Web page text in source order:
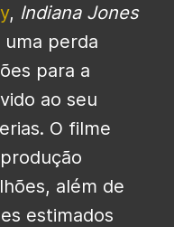
, Indiana Jones
perda
para a
ao seu
O filme
além de
estimados